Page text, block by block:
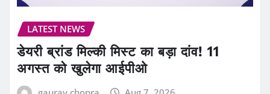
LATEST NEWS
डेयरी ब्रांड मिल्की मिस्ट का बड़ा दांव! 11
अगस्त को खुलेगा आईपीओ